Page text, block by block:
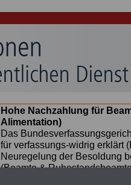
Hohe Nachzahlung für
Alimentation)
Das
für verfassungs-widrig erklärt
Neuregelung der Besoldung
(Beamte &